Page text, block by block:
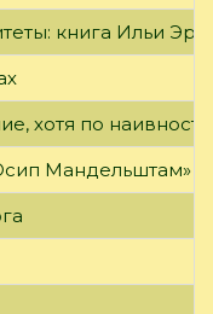
книга Ильи
хотя по
Мандельштам»